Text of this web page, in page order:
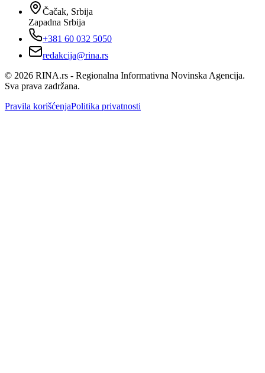
Čačak, Srbija
Zapadna Srbija
+381 60 032 5050
redakcija@rina.rs
© 2026 RINA.rs - Regionalna Informativna Novinska Agencija.
Sva prava zadržana.
Pravila korišćenjaPolitika privatnosti